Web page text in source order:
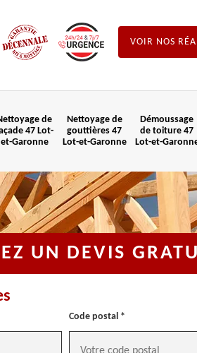
VOIR NOS
de
47 Lot-
et-Garonne
Nettoyage de
gouttières 47
Lot-et-Garonne
Démoussage
de toiture 47
Lot-et-
UN DEVIS
Code postal *